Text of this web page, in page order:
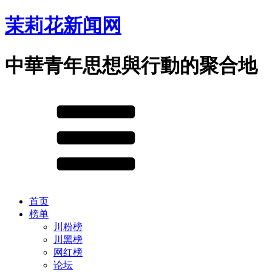
茉莉花新闻网
中華青年思想與行動的聚合地
首页
榜单
川粉榜
川黑榜
网红榜
论坛